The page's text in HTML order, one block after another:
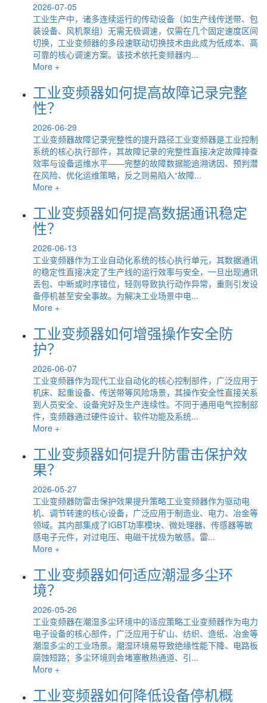
2026-07-05
工业生产中，诸多连续运行的传动设备（如生产线传送带、包
装设备、风机泵组）无需无极调速，仅需在几个固定速度区间
切换，工业变频器的多段速联动切换技术由此成为低成本、高
可靠的核心调速方案。该技术依托变频器内...
More +
工业变频器如何提高故障记录完整
性？
2026-06-29
工业变频器故障记录完整性的提升路径工业变频器是工业控制
系统的核心执行部件，其故障记录的完整性直接决定故障排查
效率与设备运维水平——完整的故障数据能追溯诱因、预判潜
在风险、优化运维策略，反之则易陷入“故障...
More +
工业变频器如何提高数据通讯稳定
性？
2026-06-13
工业变频器作为工业自动化系统的核心执行单元，其数据通讯
的稳定性直接决定了生产线的运行效率与安全，一旦出现通讯
丢包、中断或时序错位，轻则导致执行动作异常，重则引发设
备停机甚至安全事故。为解决工业场景中电...
More +
工业变频器如何增强操作安全防
护？
2026-06-07
工业变频器作为现代工业自动化的核心控制部件，广泛应用于
机床、起重设备、传送带等风险场景，其操作安全性直接关系
到人员安全、设备完好及生产连续性。不同于通用电气控制部
件，变频器通过硬件设计、软件功能及系统...
More +
工业变频器如何提升防雷击保护效
果？
2026-05-27
工业变频器防雷击保护效果提升策略工业变频器作为驱动电
机、调节转速的核心设备，广泛应用于制造业、电力、冶金等
领域。其内部集成了IGBT功率模块、微处理器、传感器等敏
感电子元件，对过电压、电磁干扰极为敏感。雷...
More +
工业变频器如何适应潮湿多尘环
境？
2026-05-26
工业变频器在潮湿多尘环境中的适应策略工业变频器作为电力
电子设备的核心部件，广泛应用于矿山、纺织、造纸、冶金等
潮湿多尘的工业场景。潮湿环境易导致绝缘性能下降、电路板
腐蚀短路；多尘环境则会堵塞散热通道、引...
More +
工业变频器如何降低设备停机概